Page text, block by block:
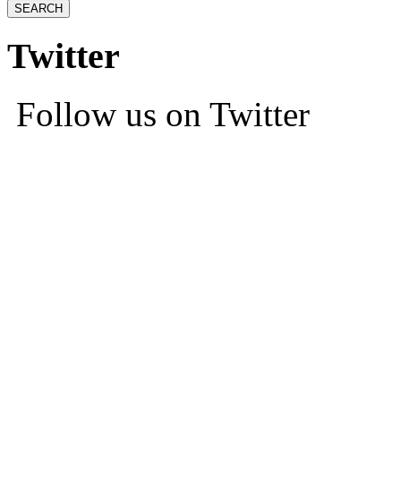
Twitter
Follow us on Twitter